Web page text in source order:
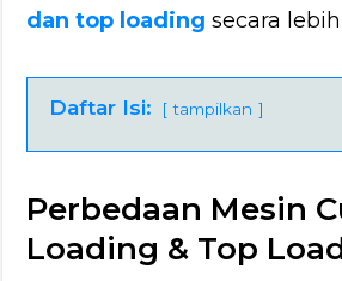
dan top loading secara
Daftar Isi: tampilkan
Perbedaan Mesin
Loading & Top